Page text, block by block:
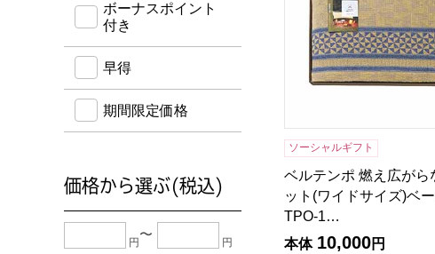
ソーシャルギフト
ベルテンポ 燃え広がら
ット(ワイドサイズ)ベ
TPO-1…
本体 10,000円
ボーナスポイント
付き
早得
期間限定価格
価格から選ぶ(税込)
下限金額・上限金額のどちらか１つまたは両方に、検索
円 円